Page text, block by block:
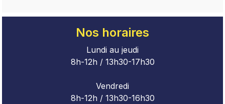
Nos horaires
Lundi au jeudi
8h-12h / 13h30-17h30
Vendredi
8h-12h / 13h30-16h30